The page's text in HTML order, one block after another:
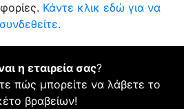
Κάντε κλικ εδώ για να
συνδεθείτε.
η εταιρεία σας?
πώς μπορείτε να λάβετε το
βραβείων!